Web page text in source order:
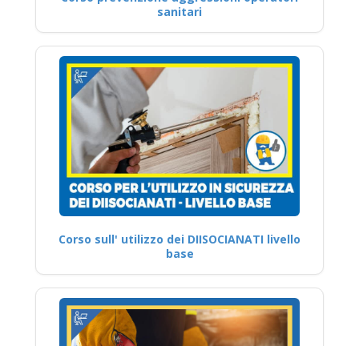
sanitari
Corso sull' utilizzo dei DIISOCIANATI livello
base